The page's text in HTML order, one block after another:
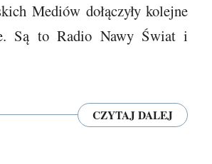
Mediów dołączyły kolejne
Są to Radio Nawy Świat i
CZYTAJ DALEJ